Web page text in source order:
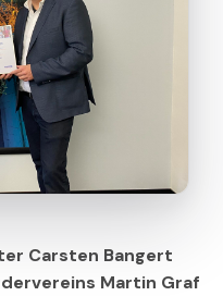
Carsten Bangert
Martin Graf